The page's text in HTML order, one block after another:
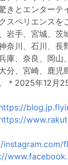
きとエンターテ
スペリエンスを
岩手、宮城、茨
奈川、石川、長
庫、奈良、岡山
分、宮崎、鹿児
＊2025年12月
instagram.com/